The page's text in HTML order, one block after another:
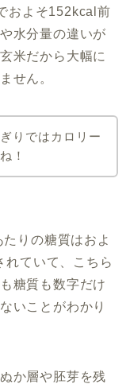
およそ152kcal前
水分量の違いが
米だから大幅に
せん。
りではカロリー
！
りの糖質はおよ
れていて、こちら
糖質も数字だけ
いことがわかり
か層や胚芽を残